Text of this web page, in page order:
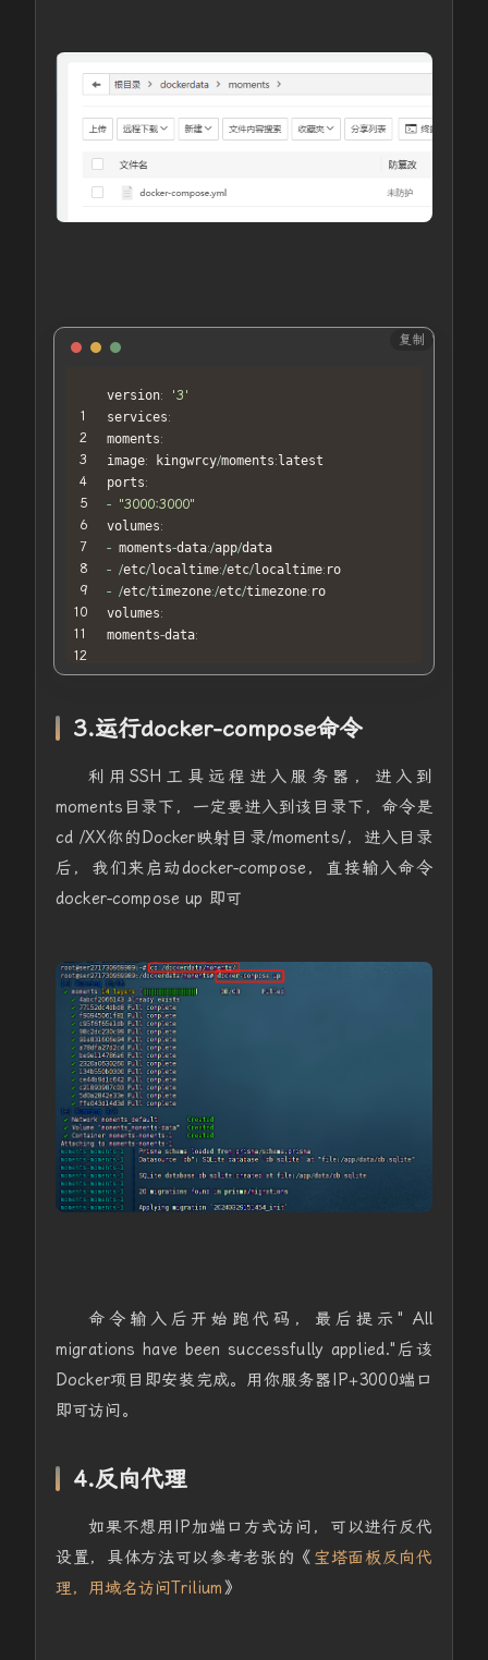
version:
'3'
services:
moments:
image: kingwrcy/moments: latest
ports:
- "3000:3000"
volumes:
- moments-data:/app/
- /etc/localtime:/etc/localtime:
- /etc/timezone:/etc/timezone: ro
volumes:
moments-data:
复制PHP
3.运行docker-compose命令
利用SSH工具远程进入服务器，进入到
moments目录下，一定要进入到该目录下，命令是
cd /XX你的Docker映射目录/moments/，进入目录
后，我们来启动docker-compose，直接输入命令
docker-compose up 即可
命令输入后开始跑代码，最后提示" All
migrations have been successfully applied."后该
Docker项目即安装完成。用你服务器IP+3000端口
即可访问。
4.反向代理
如果不想用IP加端口方式访问，可以进行反代
设置，具体方法可以参考老张的《 宝塔面板反向代
理，用域名访问Trilium 》